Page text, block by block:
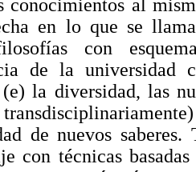
conocimientos al
en lo que se
con
de la universidad
la diversidad, las
de nuevos
con técnicas